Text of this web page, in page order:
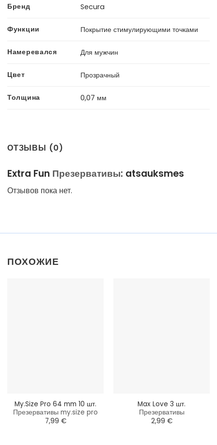
Бренд Secura
Функции Покрытие стимулирующими точками
Намеревался Для мужчин
Цвет Прозрачный
Толщина 0,07 мм
ОТЗЫВЫ (0)
Extra Fun Презервативы: atsauksmes
Отзывов пока нет.
ПОХОЖИЕ
My.Size Pro 64 mm 10 шт.
Презервативы my.size pro
7,99 €
Max Love 3 шт.
Презервативы
2,99 €